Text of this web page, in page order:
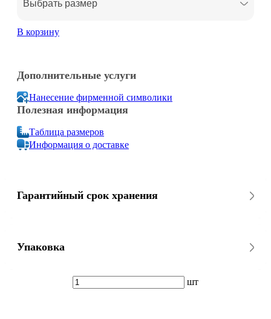
Выбрать размер
В корзину
Дополнительные услуги
Нанесение фирменной символики
Полезная информация
Таблица размеров
Информация о доставке
Гарантийный срок хранения
Упаковка
шт